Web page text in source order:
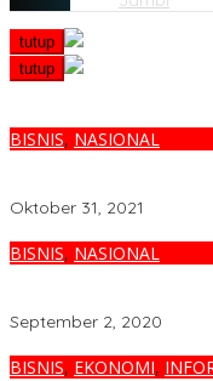
tutup
tutup
BISNIS, NASIONAL
Oktober 31, 2021
BISNIS, NASIONAL
September 2, 2020
BISNIS, EKONOMI,